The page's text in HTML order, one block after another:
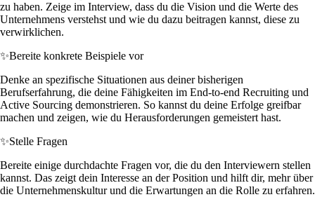
zu haben. Zeige im Interview, dass du die Vision und die Werte des
Unternehmens verstehst und wie du dazu beitragen kannst, diese zu
verwirklichen.
✨Bereite konkrete Beispiele vor
Denke an spezifische Situationen aus deiner bisherigen
Berufserfahrung, die deine Fähigkeiten im End-to-end Recruiting und
Active Sourcing demonstrieren. So kannst du deine Erfolge greifbar
machen und zeigen, wie du Herausforderungen gemeistert hast.
✨Stelle Fragen
Bereite einige durchdachte Fragen vor, die du den Interviewern stellen
kannst. Das zeigt dein Interesse an der Position und hilft dir, mehr über
die Unternehmenskultur und die Erwartungen an die Rolle zu erfahren.